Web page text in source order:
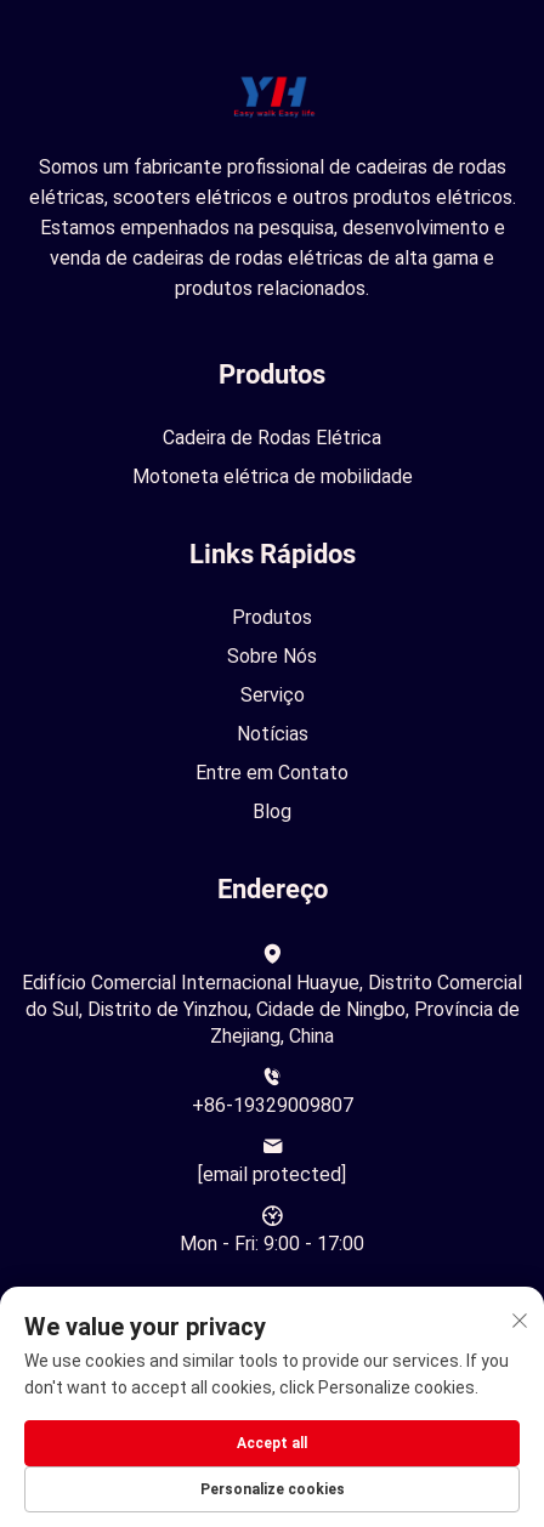
Somos um fabricante profissional de cadeiras de rodas
elétricas, scooters elétricos e outros produtos elétricos.
Estamos empenhados na pesquisa, desenvolvimento e
venda de cadeiras de rodas elétricas de alta gama e
produtos relacionados.
Produtos
Cadeira de Rodas Elétrica
Motoneta elétrica de mobilidade
Links Rápidos
Produtos
Sobre Nós
Serviço
Notícias
Entre em Contato
Blog
Endereço
Edifício Comercial Internacional Huayue, Distrito Comercial
do Sul, Distrito de Yinzhou, Cidade de Ningbo, Província de
Zhejiang, China
+86-19329009807
[email protected]
Mon - Fri: 9:00 - 17:00
Co., Ltd. Todos os Direitos Reservados -
Privacidade
Cadeira de rodas elétrica Scooter Elétrico de Mobilidade
We value your privacy
We use cookies and similar tools to provide our services. If you
don't want to accept all cookies, click Personalize cookies.
Personalize cookies
Accept all